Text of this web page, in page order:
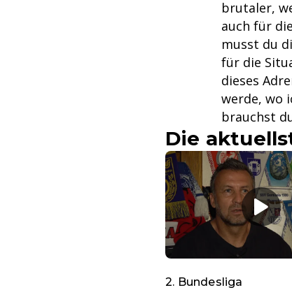
brutaler,
auch für
musst du
für die
dieses
werde, wo
brauchst
Die
2. Bundesliga